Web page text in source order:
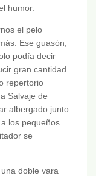
humor.
el pelo
Ese guasón,
podía decir
gran cantidad
repertorio
Salvaje de
albergado junto
los pequeños
se
doble vara